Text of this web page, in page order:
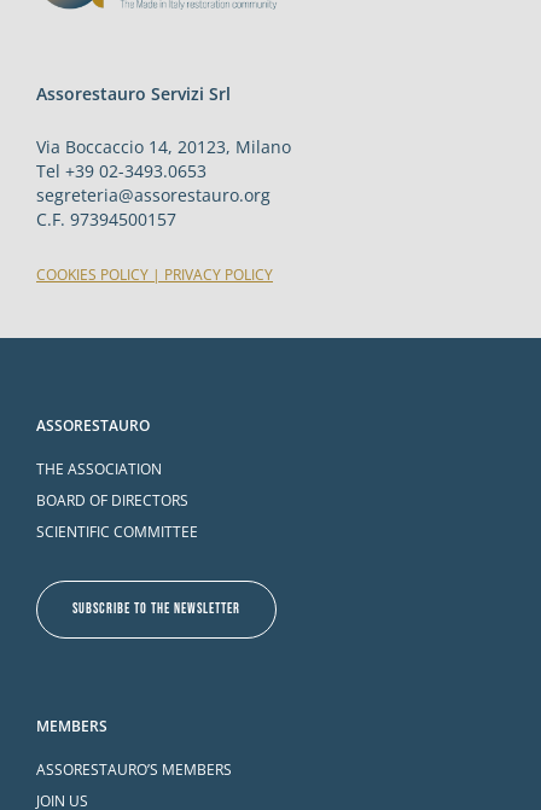
Assorestauro Servizi Srl
Via Boccaccio 14, 20123, Milano
Tel +39 02-3493.0653
segreteria@assorestauro.org
C.F. 97394500157
COOKIES POLICY | PRIVACY POLICY
ASSORESTAURO
THE ASSOCIATION
BOARD OF DIRECTORS
SCIENTIFIC COMMITTEE
SUBSCRIBE TO THE NEWSLETTER
MEMBERS
ASSORESTAURO’S MEMBERS
JOIN US